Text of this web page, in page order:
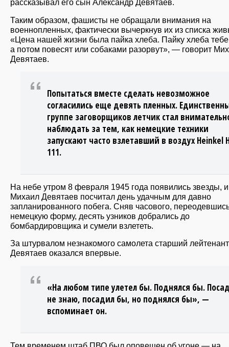
рассказывал его сын Александр Девятаев.
Таким образом, фашисты не обращали внимания на
военнопленных, фактически вычеркнув их из списка
«Цена нашей жизни была пайка хлеба. Пайку хлеба тебе
а потом повесят или собаками разорвут», — говорит
Девятаев.
Попытаться вместе сделать невозможное
согласились еще девять пленных.
группе заговорщиков летчик стал
наблюдать за тем, как немецкие техники
запускают часто взлетавший в воздух Heinkel
111.
На небе утром 8 февраля 1945 года появились звезды, и
Михаил Девятаев посчитал день удачным для давно
запланированного побега. Сняв часового,
немецкую форму, десять узников добрались до
бомбардировщика и сумели взлететь.
За штурвалом незнакомого самолета старший лейтенант
Девятаев оказался впервые.
«На любом типе улетел бы. Поднялся бы.
не знаю, посадил бы, но поднялся бы», —
вспоминает он.